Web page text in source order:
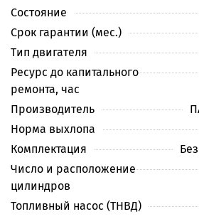
Состояние
Срок гарантии (мес.)
Тип двигателя
Ресурс до капитального
ремонта, час
Производитель
Норма выхлопа
Комплектация
Число и расположение
цилиндров
Топливный насос (ТНВД)